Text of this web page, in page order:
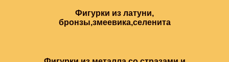
Фигурки из латуни,
бронзы,змеевика,селенита